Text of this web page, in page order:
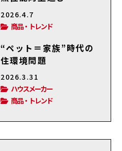
2026.4.7
商品・トレンド
“ペット＝家族”時代の
住環境問題
2026.3.31
ハウスメーカー
商品・トレンド